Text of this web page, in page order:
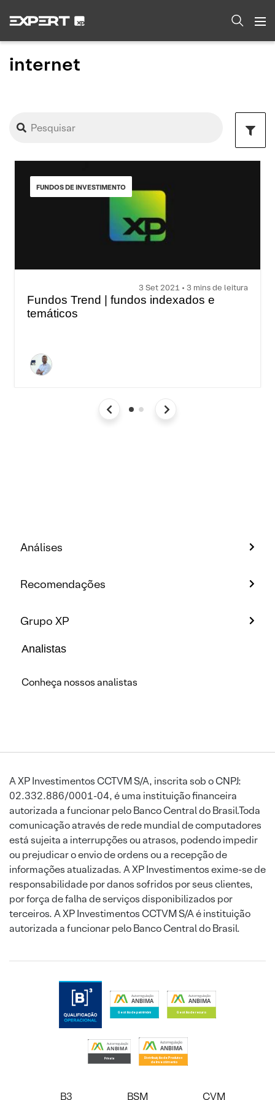
internet
FUNDOS DE INVESTIMENTO
3 Set 2021 • 3 mins de leitura
Fundos Trend | fundos indexados e
temáticos
Análises
Recomendações
Grupo XP
Analistas
Conheça nossos analistas
A XP Investimentos CCTVM S/A, inscrita sob o CNPJ:
02.332.886/0001-04, é uma instituição financeira
autorizada a funcionar pelo Banco Central do Brasil.Toda
comunicação através de rede mundial de computadores
está sujeita a interrupções ou atrasos, podendo impedir
ou prejudicar o envio de ordens ou a recepção de
informações atualizadas. A XP Investimentos exime-se de
responsabilidade por danos sofridos por seus clientes,
por força de falha de serviços disponibilizados por
terceiros. A XP Investimentos CCTVM S/A é instituição
autorizada a funcionar pelo Banco Central do Brasil.
B3 BSM CVM